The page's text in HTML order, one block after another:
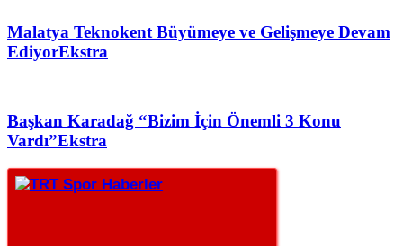
Malatya Teknokent Büyümeye ve Gelişmeye Devam
EdiyorEkstra
Başkan Karadağ “Bizim İçin Önemli 3 Konu
Vardı”Ekstra